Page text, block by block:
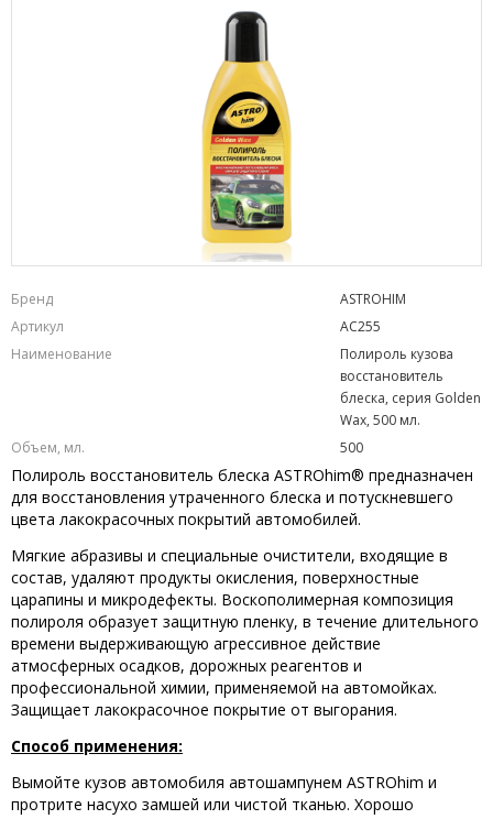
Бренд
ASTROHIM
Артикул
AC255
Наименование
Полироль кузова
восстановитель
блеска, серия Golden
Wax, 500 мл.
Объем, мл.
500
Полироль восстановитель блеска ASTROhim® предназначен
для восстановления утраченного блеска и потускневшего
цвета лакокрасочных покрытий автомобилей.
Мягкие абразивы и специальные очистители, входящие в
состав, удаляют продукты окисления, поверхностные
царапины и микродефекты. Воскополимерная композиция
полироля образует защитную пленку, в течение длительного
времени выдерживающую агрессивное действие
атмосферных осадков, дорожных реагентов и
профессиональной химии, применяемой на автомойках.
Защищает лакокрасочное покрытие от выгорания.
Способ применения:
Вымойте кузов автомобиля автошампунем ASTROhim и
протрите насухо замшей или чистой тканью. Хорошо